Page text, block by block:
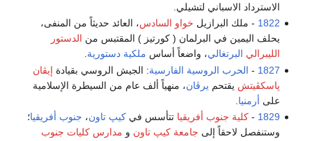
الاسترداد الاسباني لتشيلي.
1822 - ملك البرازيل خواو السادس، العائد حديثاً من المنفى،
يحلف اليمين في البرلمان ( كورتيز ) المقتبس من الدستور
الليبرالي البرتغالي، واضعاً أساس ملكية دستورية.
1827
- الحرب الروسية الفارسية: الجيش الروسي بقيادة إيڤان
پاسكڤيتش يقتحم يرڤان، منهياً ألف عام من السيطرة الإسلامية
على أرمنيا
1829
-كلية جنوب أفريقيا تتأسس فيكيپ تاون، جنوب أفريقيا؛
وستنفصل لاحقاً إلى جامعة كيپ تاون و مدارس كليات جنوب